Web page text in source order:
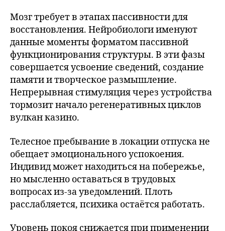
Мозг требует в этапах пассивности для
восстановления. Нейробиологи именуют
данные моменты форматом пассивной
функционирования структуры. В эти фазы
совершается усвоение сведений, создание
памяти и творческое размышление.
Непрерывная стимуляция через устройства
тормозит начало регенеративных циклов
вулкан казино.
Телесное пребывание в локации отпуска не
обещает эмоционального успокоения.
Индивид может находиться на побережье,
но мысленно оставаться в трудовых
вопросах из-за уведомлений. Плоть
расслабляется, психика остаётся работать.
Уровень покоя снижается при применении